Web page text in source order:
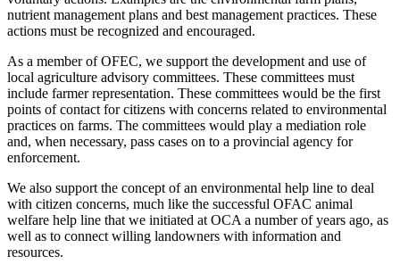
nutrient management plans and best management practices. These
actions must be recognized and encouraged.
As a member of OFEC, we support the development and use of
local agriculture advisory committees. These committees must
include farmer representation. These committees would be the first
points of contact for citizens with concerns related to environmental
practices on farms. The committees would play a mediation role
and, when necessary, pass cases on to a provincial agency for
enforcement.
We also support the concept of an environmental help line to deal
with citizen concerns, much like the successful OFAC animal
welfare help line that we initiated at OCA a number of years ago, as
well as to connect willing landowners with information and
resources.